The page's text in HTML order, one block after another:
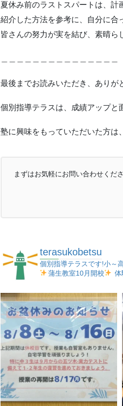
夏休み前のラストスパートは、計
紹介した方法を参考に、自分に合
皆さんの努力が実を結び、素晴ら
最後までお読みいただき、ありが
個別指導テラスは、成績アップと
塾に興味をもっていただいた方は
まずはお気軽にお問い合わせくだ
terasukobetsu
個別指導テラスです!小～
蒲生教室10月開校
体